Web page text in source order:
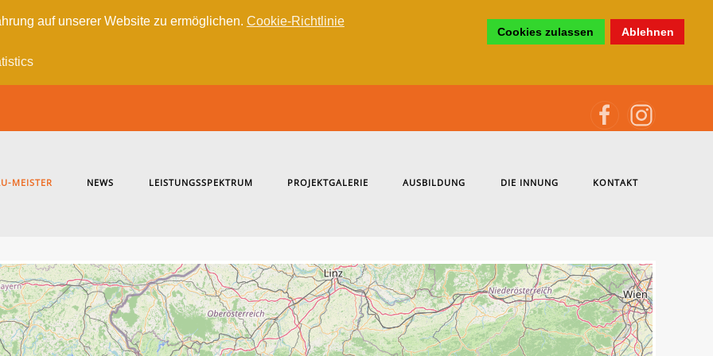
auf unserer Website zu ermöglichen. Cookie-Richtlinie
Cookies zulassen Ablehnen
MEISTER NEWS LEISTUNGSSPEKTRUM PROJEKTGALERIE AUSBILDUNG DIE INNUNG KONTAKT